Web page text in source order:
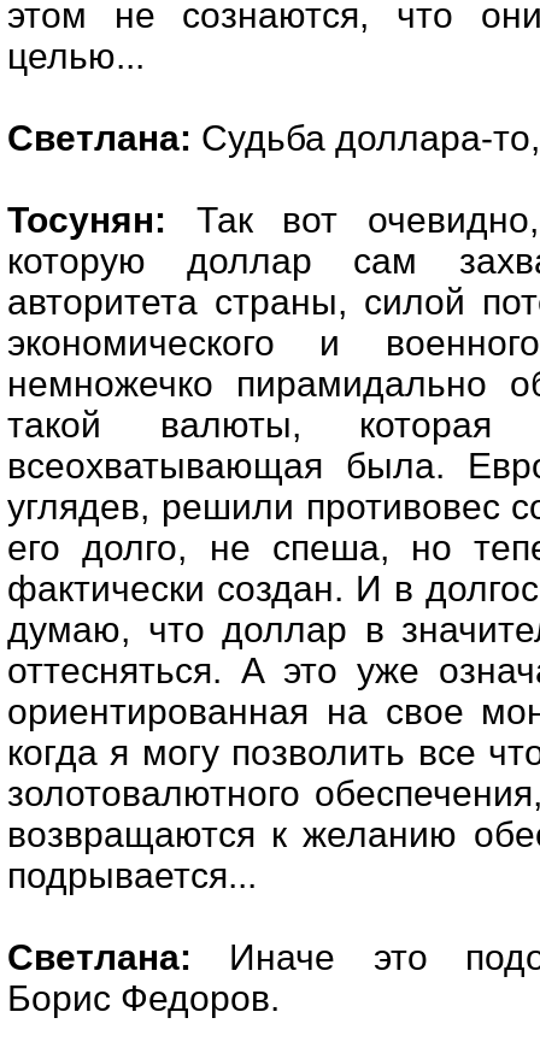
этом не сознаются, что
целью...
Светлана: Судьба доллара-
Тосунян: Так вот
которую доллар сам
авторитета страны, силой
экономического и
немножечко пирамидально
такой валюты, которая
всеохватывающая была.
углядев, решили противовес
его долго, не спеша, но
фактически создан. И в
думаю, что доллар в
оттесняться. А это уже
ориентированная на свое
когда я могу позволить все
золотовалютного
возвращаются к желанию
подрывается...
Светлана: Иначе это
Борис Федоров.